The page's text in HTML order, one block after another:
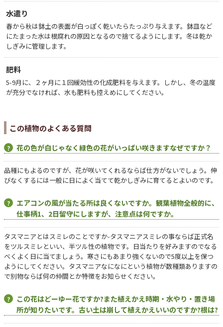
水遣り
春から秋は鉢土の表面が白っぽく乾いたらたっぷり与えます。鉢皿など
にたまった水は根腐れの原因となるので捨てるようにします。冬は乾か
しぎみに管理します。
肥料
5-9月に、２ヶ月に１回緩効性の化成肥料を与えます。しかし、冬の温度
が充分でなければ、水も肥料も控えめにしてください。
この植物のよくある質問
花の色が白じゃなく緑色の花がいっぱい咲きますなぜですか？
品種にもよるのですが、花が咲いてくれるならば仕方がないでしょう。伸
びなくするには一般に日によく当てて乾かしぎみに育てるとよいのです。
エアコンの風が当たる所は良くないですか。観葉植物全般的に、
仕事柄1、2日留守にしますが、注意点は何ですか。
タスマニアとはスミレのことですか-タスマニアスミレの事ならば正式名
をツルスミレといい、半ツル性の植物です。日当たりを好みますのでなる
べくよく日に当てましょう。寒さにもあまり強くないので5度以上を保つ
ようにしてください。タスマニアなになにという植物が数種類ありますの
で別物ならば何の仲間とか特徴をお知らせください。
この花はどーゆー花ですか?また植えかえ時期・水やり・置き場
所が知りたいです。古い土は崩して植えかえいいのですか?根は?